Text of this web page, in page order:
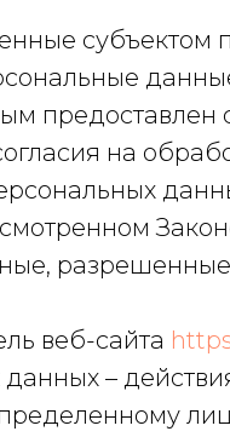
субъектом
предоставлен
на
веб-сайта
–